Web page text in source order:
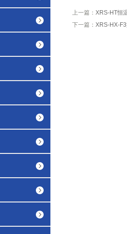
上一篇： XRS-HT恒
下一篇： XRS-HX-